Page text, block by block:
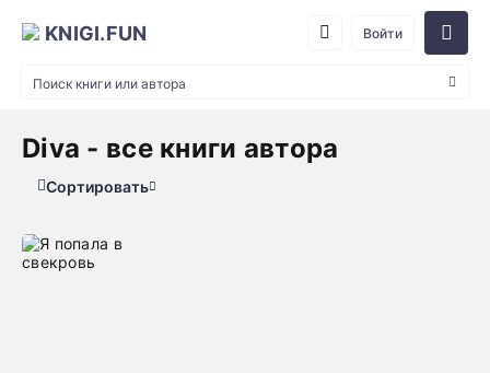
KNIGI.FUN Войти
Diva - все книги автора
Сортировать